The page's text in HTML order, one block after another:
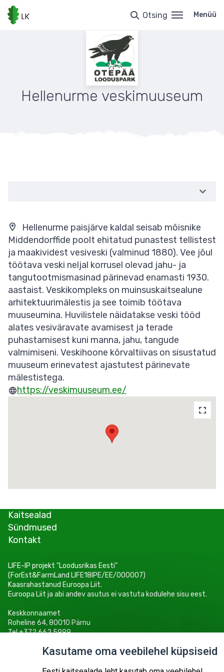
Liigu
edasi
põhisisu
Otsing Menüü
Hellenurme veskimuuseum
Hellenurme paisjärve kaldal seisab mõisnike
Middendorffide poolt ehitatud punastest tellistest
ja maakividest vesiveski (valminud 1880). Vee jõul
töötava veski neljal korrusel olevad jahu- ja
tangutootmismasinad pärinevad enamasti 1930.
aastaist. Veskikompleks on muinsuskaitsealune
arhitektuurimälestis ja see toimib töötava
muuseumina. Huvilistele näidatakse veski tööd
alates vesiväravate avamisest ja terade
puhastamisest kuni manna, jahu, tangude
valmimiseni. Veskihoone kõrvaltiivas on sisustatud
muuseum erinevatest ajastutest pärinevate
mälestistega.
https://veskimuuseum.ee/
Kaitsealad
Sündmused
Kontakt
LIFE-IP projekt "Loodusrikas Eesti"
(ForEst&FarmLand LIFE18IPE/EE/000007)
Kaasrahastanud Euroopa Liit.
Euroopa Liit ja abi andev asutus ei vastuta kodulehe sisu eest.
Keskkonnaamet
Roheline 64, 80010 Pärnu
Tel +372 662 5999
Kasutame oma veebilehel küpsiseid